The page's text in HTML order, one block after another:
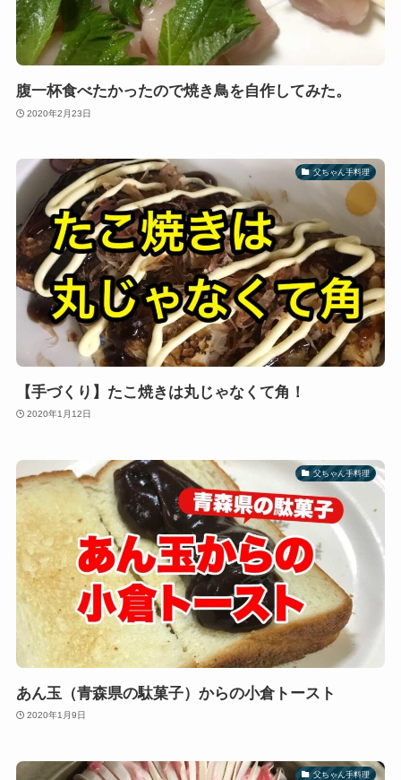
腹一杯食べたかったので焼き鳥を自作してみた。
2020年2月23日
父ちゃん手料理
【手づくり】たこ焼きは丸じゃなくて角！
2020年1月12日
父ちゃん手料理
あん玉（青森県の駄菓子）からの小倉トースト
2020年1月9日
父ちゃん手料理